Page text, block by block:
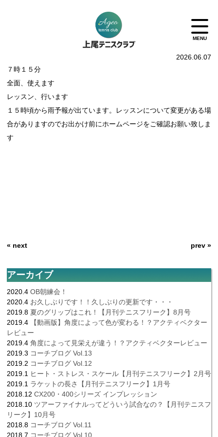
2026.06.07
７時１５分
全面、使えます
レッスン、行います
１５時頃から雨予報が出ています。レッスンについて変更がある場
合がありますのでお出かけ前にホームページをご確認お願い致しま
す
« next prev »
アーカイブ
2020.4 OB朝練会！
2020.4 お久しぶりです！！久しぶりの更新です・・・
2019.8 夏のグリップはこれ！【月刊テニスフリーク】8月号
2019.4
【動画版】角度によって色が変わる！？アクティベクター
レビュー
2019.4 角度によって見栄えが違う！？アクティベクターレビュー
2019.3 コーチブログ Vol.13
2019.2 コーチブログ Vol.12
2019.1 ヒート・ストレス・スケール【月刊テニスフリーク】2月号
2019.1 ラケットの長さ【月刊テニスフリーク】1月号
2018.12 CX200・400シリーズ インプレッション
2018.10 ツアーファイナルってどういう試合なの？【月刊テニスフ
リーク】10月号
2018.8 コーチブログ Vol.11
2018.7 コーチブログ Vol.10